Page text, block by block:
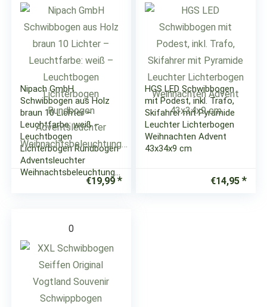
Nipach GmbH
Schwibbogen aus Holz
braun 10 Lichter –
Leuchtfarbe: weiß –
Leuchtbogen
Lichterbogen Rundbogen
Adventsleuchter
Weihnachtsbeleuchtung…
€19,99
HGS LED Schwibbogen
mit Podest, inkl. Trafo,
Skifahrer mit Pyramide
Leuchter Lichterbogen
Weihnachten Advent
43x34x9 cm
€14,95
0